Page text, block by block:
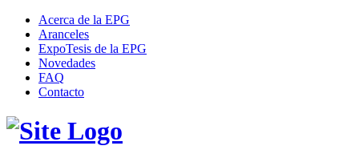
Acerca de la EPG
Aranceles
ExpoTesis de la EPG
Novedades
FAQ
Contacto